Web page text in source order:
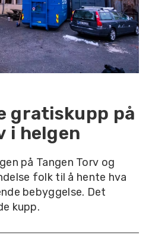
gratiskupp på
i helgen
på Tangen Torv og
folk til å hente hva
bebyggelse. Det
kupp.